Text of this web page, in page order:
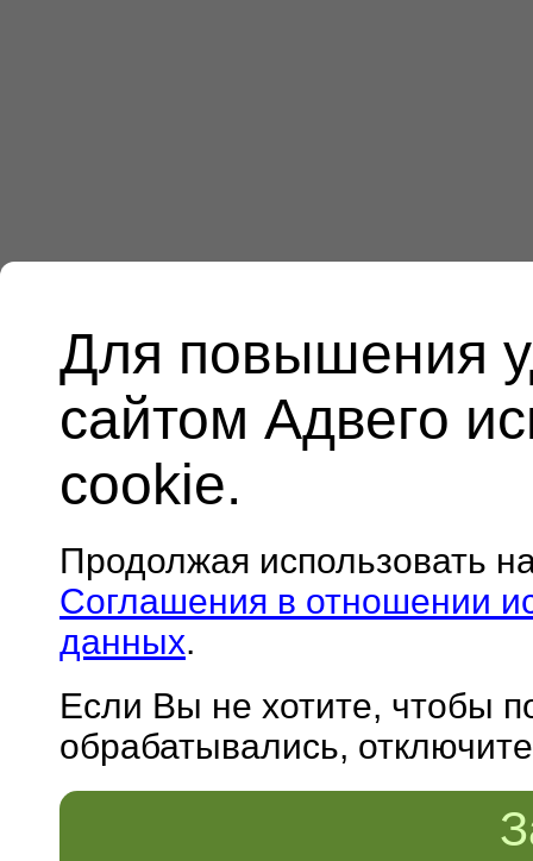
Для повышения
сайтом Адвего
cookie.
Продолжая использовать
Соглашения в отношении
данных.
Если Вы не хотите, чтобы
обрабатывались,